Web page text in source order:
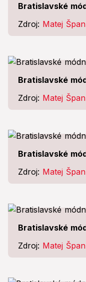
Bratislavské
Zdroj: Matej
Bratislavské
Zdroj: Matej
Bratislavské
Zdroj: Matej
Bratislavské
Zdroj: Matej